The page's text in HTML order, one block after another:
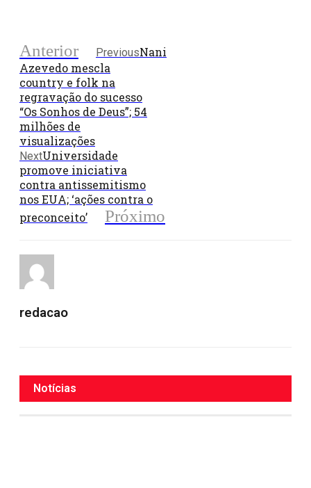
Anterior PreviousNani
Azevedo mescla
country e folk na
regravação do sucesso
“Os Sonhos de Deus”; 54
milhões de
visualizações
NextUniversidade
promove iniciativa
contra antissemitismo
nos EUA; ‘ações contra o
preconceito’
Próximo
redacao
Notícias